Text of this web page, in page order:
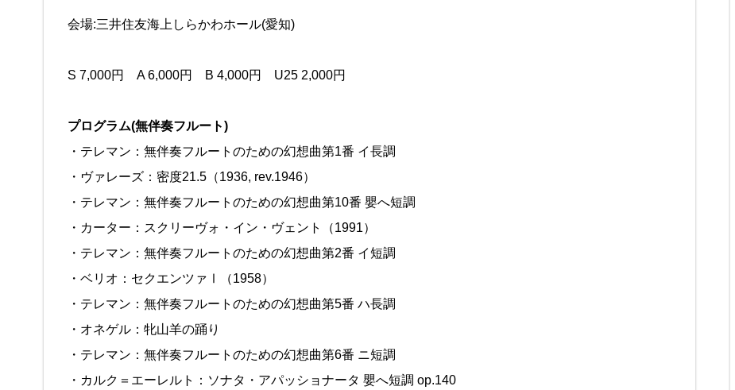
会場:三井住友海上しらかわホール(愛知)
S 7,000円 A 6,000円 B 4,000円 U25 2,000円
プログラム(無伴奏フルート)
・テレマン：無伴奏フルートのための幻想曲第1番 イ長調
・ヴァレーズ：密度21.5（1936, rev.1946）
・テレマン：無伴奏フルートのための幻想曲第10番 嬰へ短調
・カーター：スクリーヴォ・イン・ヴェント（1991）
・テレマン：無伴奏フルートのための幻想曲第2番 イ短調
・ベリオ：セクエンツァⅠ（1958）
・テレマン：無伴奏フルートのための幻想曲第5番 ハ長調
・オネゲル：牝山羊の踊り
・テレマン：無伴奏フルートのための幻想曲第6番 ニ短調
・カルク＝エーレルト：ソナタ・アパッショナータ 嬰へ短調 op.140